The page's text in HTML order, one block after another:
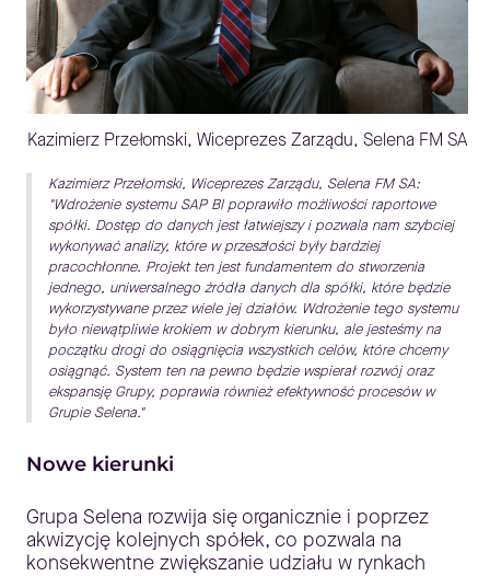
Kazimierz Przełomski, Wiceprezes Zarządu, Selena FM SA
Kazimierz Przełomski, Wiceprezes Zarządu, Selena FM SA:
"Wdrożenie systemu SAP BI poprawiło możliwości raportowe
spółki. Dostęp do danych jest łatwiejszy i pozwala nam szybciej
wykonywać analizy, które w przeszłości były bardziej
pracochłonne. Projekt ten jest fundamentem do stworzenia
jednego, uniwersalnego źródła danych dla spółki, które będzie
wykorzystywane przez wiele jej działów. Wdrożenie tego systemu
było niewątpliwie krokiem w dobrym kierunku, ale jesteśmy na
początku drogi do osiągnięcia wszystkich celów, które chcemy
osiągnąć. System ten na pewno będzie wspierał rozwój oraz
ekspansję Grupy, poprawia również efektywność procesów w
Grupie Selena."
Nowe kierunki
Grupa Selena rozwija się organicznie i poprzez
akwizycję kolejnych spółek, co pozwala na
konsekwentne zwiększanie udziału w rynkach